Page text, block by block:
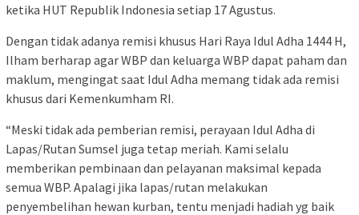
ketika HUT Republik Indonesia setiap 17 Agustus.
Dengan tidak adanya remisi khusus Hari Raya Idul Adha 1444 H,
Ilham berharap agar WBP dan keluarga WBP dapat paham dan
maklum, mengingat saat Idul Adha memang tidak ada remisi
khusus dari Kemenkumham RI.
“Meski tidak ada pemberian remisi, perayaan Idul Adha di
Lapas/Rutan Sumsel juga tetap meriah. Kami selalu
memberikan pembinaan dan pelayanan maksimal kepada
semua WBP. Apalagi jika lapas/rutan melakukan
penyembelihan hewan kurban, tentu menjadi hadiah yg baik